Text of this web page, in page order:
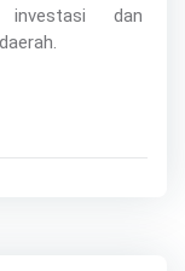
investasi dan